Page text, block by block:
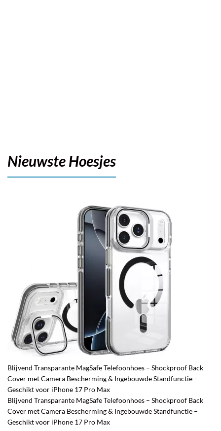
Nieuwste Hoesjes
Blijvend Transparante MagSafe Telefoonhoes – Shockproof Back
Cover met Camera Bescherming & Ingebouwde Standfunctie –
Geschikt voor iPhone 17 Pro Max
Blijvend Transparante MagSafe Telefoonhoes – Shockproof Back
Cover met Camera Bescherming & Ingebouwde Standfunctie –
Geschikt voor iPhone 17 Pro Max